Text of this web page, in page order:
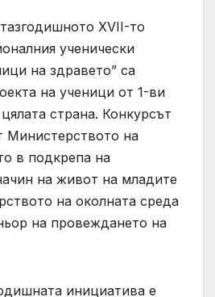
XVII-то
ученически
на здравето” са
на ученици от 1-ви
страна. Конкурсът
Министерството на
в подкрепа на
на живот на младите
на околната среда
на провеждането на
инициатива е